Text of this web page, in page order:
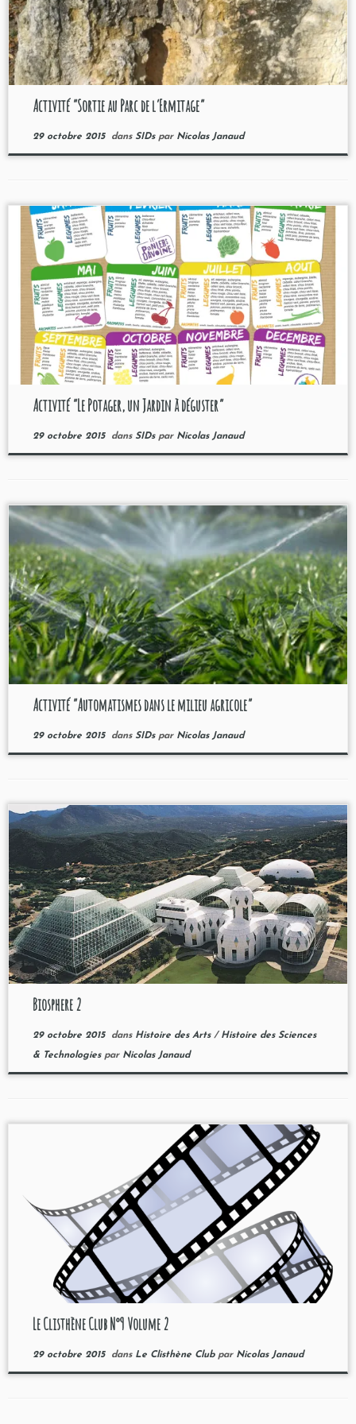
Activité “Sortie au Parc de l’Ermitage”
29 octobre 2015dans SIDs par Nicolas Janaud
Activité “Le Potager, un Jardin à déguster”
29 octobre 2015dans SIDs par Nicolas Janaud
Activité “Automatismes dans le milieu agricole”
29 octobre 2015dans SIDs par Nicolas Janaud
Biosphere 2
29 octobre 2015dans Histoire des Arts / Histoire des Sciences
& Technologies par Nicolas Janaud
Le Clisthène Club N°9 Volume 2
29 octobre 2015dans Le Clisthène Club par Nicolas Janaud